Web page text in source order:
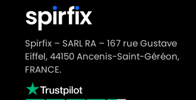
Spirfix – SARL RA – 167 rue Gustave
Eiffel, 44150 Ancenis-Saint-Géréon,
FRANCE.